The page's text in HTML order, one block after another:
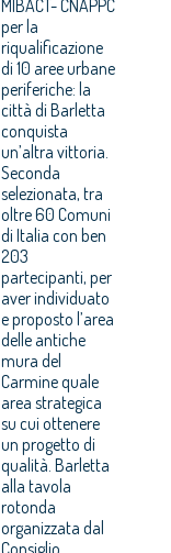
MIBACT- CNAPPC
per la
riqualificazione
di 10 aree urbane
periferiche: la
città di Barletta
conquista
un’altra vittoria.
Seconda
selezionata, tra
oltre 60 Comuni
di Italia con ben
203
partecipanti, per
aver individuato
e proposto l’area
delle antiche
mura del
Carmine quale
area strategica
su cui ottenere
un progetto di
qualità. Barletta
alla tavola
rotonda
organizzata dal
Consiglio